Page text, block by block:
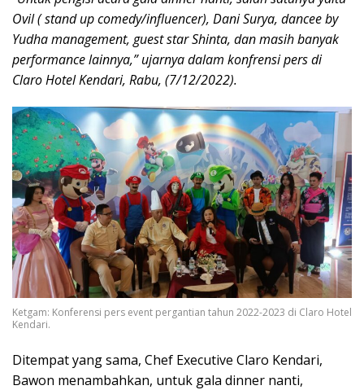
Ovil ( stand up comedy/influencer), Dani Surya, dancee by
Yudha management, guest star Shinta, dan masih banyak
performance lainnya,” ujarnya dalam konfrensi pers di
Claro Hotel Kendari, Rabu, (7/12/2022).
Ketgam: Konferensi pers event pergantian tahun 2022-2023 di Claro Hotel
Kendari.
Ditempat yang sama, Chef Executive Claro Kendari,
Bawon menambahkan, untuk gala dinner nanti,